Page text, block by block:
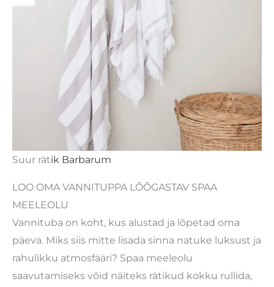
Suur rätik Barbarum
LOO OMA VANNITUPPA LÕÕGASTAV SPAA
MEELEOLU
Vannituba on koht, kus alustad ja lõpetad oma
päeva. Miks siis mitte lisada sinna natuke luksust ja
rahulikku atmosfääri? Spaa meeleolu
saavutamiseks võid näiteks rätikud kokku rullida,